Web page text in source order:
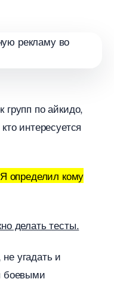
групп по айкидо,
интересуется
определил кому
делать тесты.
угадать и
боевыми